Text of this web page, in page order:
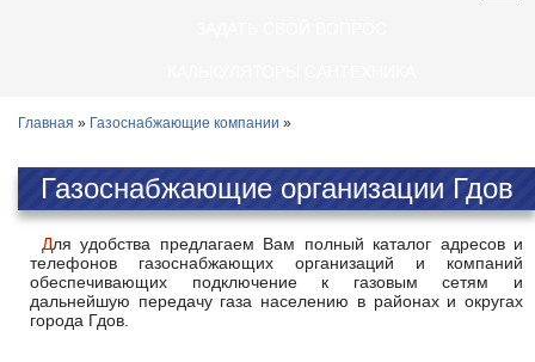
Главная » Газоснабжающие компании »
Газоснабжающие организации Гдов
Для удобства предлагаем Вам полный каталог адресов и
телефонов газоснабжающих организаций и компаний
обеспечивающих подключение к газовым сетям и
дальнейшую передачу газа населению в районах и округах
города Гдов.